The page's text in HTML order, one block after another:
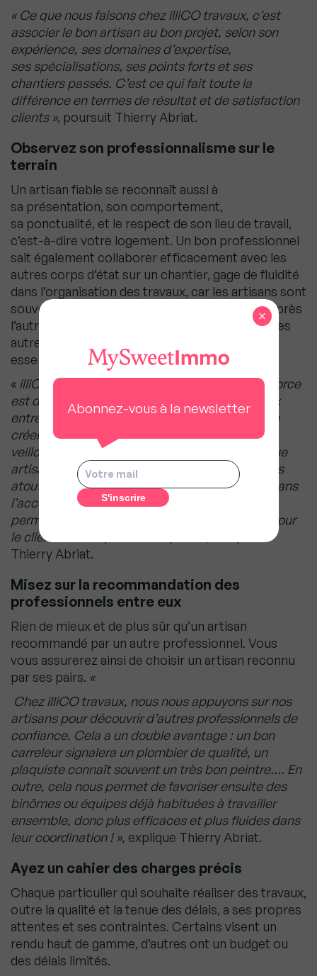
« Ce que nous faisons chez illiCO travaux, c’est
associer le bon artisan au bon projet, selon son
expérience, ses domaines d’expertise,
ses spécialisations, ses points forts et ses
chantiers passés. C’est ce qui fait toute la
différence en termes de résultat et de satisfaction
clients », poursuit Thierry Abriat.
Observez son professionnalisme sur le
terrain
Un artisan fiable se reconnaît aussi à
sa présentation, son comportement,
sa ponctualité, et le respect de son lieu de travail,
c’est-à-dire votre logement. Un bon professionnel
sait également collaborer efficacement avec les
autres corps d’état sur un chantier, gage de fluidité
dans l’organisation des travaux, car les artisans sont
souvent amenés à travailler ensemble ou l’un après
l’autre, dans le respect des délais et du travail des
autres. Les qualités humaines sont donc
essentielles !
« illiCO travaux l’observe tous les jours : notre force
est d’apporter une récurrence de chantiers aux
entreprises partenaires, ce qui nous permet de
créer une relation de confiance durable. Nous
veillons de près au professionnalisme de chaque
artisan tout au long de la collaboration. L’un des
atouts majeurs d’illiCO, c’est notre expertise dans
l’accompagnement et le suivi de chantier, qui
permet de sécuriser chaque étape du projet, pour
le client comme pour l’entreprise
Thierry Abriat.
Misez sur la recommandation des
professionnels entre eux
Rien de mieux et de plus sûr qu’un artisan
recommandé par un autre professionnel. Vous
vous assurerez ainsi de choisir un artisan reconnu
par ses pairs. «
Chez illiCO travaux, nous nous appuyons sur nos
artisans pour découvrir d’autres professionnels de
confiance. Cela a un double avantage : un bon
carreleur signalera un plombier de qualité, un
plaquiste connaît souvent un très bon peintre…. En
outre, cela nous permet de favoriser ensuite des
binômes ou équipes déjà habituées à travailler
ensemble, donc plus efficaces et plus fluides dans
leur coordination ! », explique Thierry Abriat.
Ayez un cahier des charges précis
Chaque particulier qui souhaite réaliser des travaux,
outre la qualité et la tenue des délais, a ses propres
attentes et ses contraintes. Certains visent un
rendu haut de gamme, d’autres ont un budget ou
des délais limités.
Abonnez-vous à la newsletter
×